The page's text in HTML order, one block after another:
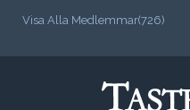
Visa Alla Medlemmar(726)